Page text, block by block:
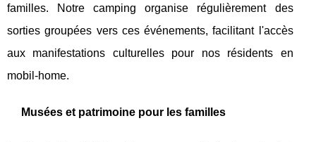
familles. Notre camping organise régulièrement des
sorties groupées vers ces événements, facilitant l'accès
aux manifestations culturelles pour nos résidents en
mobil-home.
Musées et patrimoine pour les familles